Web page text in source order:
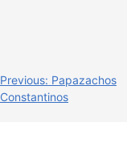
Previous: Papazachos
Constantinos